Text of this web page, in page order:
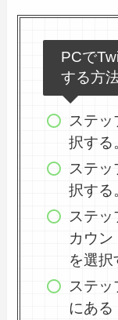
PCで
する方
ステッ
択する
ステ
択する
ステ
カウン
を選択
ステ
にある